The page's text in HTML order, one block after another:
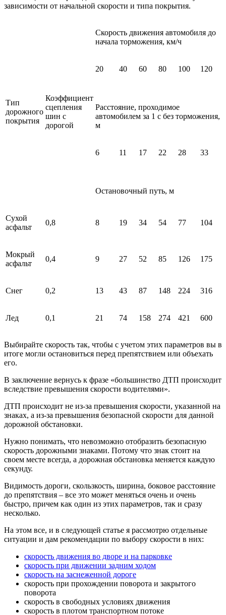
зависимости от начальной скорости и типа покрытия.
Тип
дорожного
покрытия
Коэффициент
сцепления
шин с
дорогой
Скорость движения автомобиля до
начала торможения, км/ч
20 40 60 80 100 120
Расстояние, проходимое
автомобилем за 1 с без торможения,
м
6 11 17 22 28 33
Остановочный путь, м
Сухой
асфальт
0,8 8 19 34 54 77 104
Мокрый
асфальт
0,4 9 27 52 85 126 175
Снег 0,2 13 43 87 148 224 316
Лед 0,1 21 74 158 274 421 600
Выбирайте скорость так, чтобы с учетом этих параметров вы в
итоге могли остановиться перед препятствием или объехать
его.
В заключение вернусь к фразе «большинство ДТП происходит
вследствие превышения скорости водителями».
ДТП происходит не из-за превышения скорости, указанной на
знаках, а из-за превышения безопасной скорости для данной
дорожной обстановки.
Нужно понимать, что невозможно отобразить безопасную
скорость дорожными знаками. Потому что знак стоит на
своем месте всегда, а дорожная обстановка меняется каждую
секунду.
Видимость дороги, скользкость, ширина, боковое расстояние
до препятствия – все это может меняться очень и очень
быстро, причем как один из этих параметров, так и сразу
несколько.
На этом все, и в следующей статье я рассмотрю отдельные
ситуации и дам рекомендации по выбору скорости в них:
скорость движения во дворе и на парковке
скорость при движении задним ходом
скорость на заснеженной дороге
скорость при прохождении поворота и закрытого
поворота
скорость в свободных условиях движения
скорость в плотом транспортном потоке